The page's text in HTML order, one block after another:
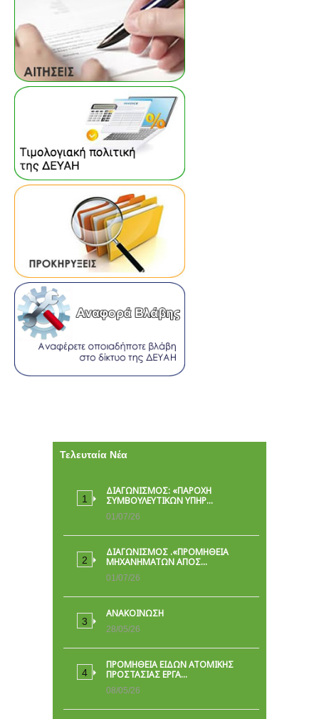
Τελευταία Νέα
ΔΙΑΓΩΝΙΣΜΟΣ: «ΠΑΡΟΧΉ
ΣΥΜΒΟΥΛΕΥΤΙΚΏΝ ΥΠΗΡ…
01/07/26
ΔΙΑΓΩΝΙΣΜΟΣ .«ΠΡΟΜΗΘΕΙΑ
ΜΗΧΑΝΗΜΑΤΩΝ ΑΠΟΣ…
01/07/26
ΑΝΑΚΟΙΝΩΣΗ
28/05/26
ΠΡΟΜΉΘΕΙΑ ΕΙΔΏΝ ΑΤΟΜΙΚΉΣ
ΠΡΟΣΤΑΣΊΑΣ ΕΡΓΑ…
08/05/26